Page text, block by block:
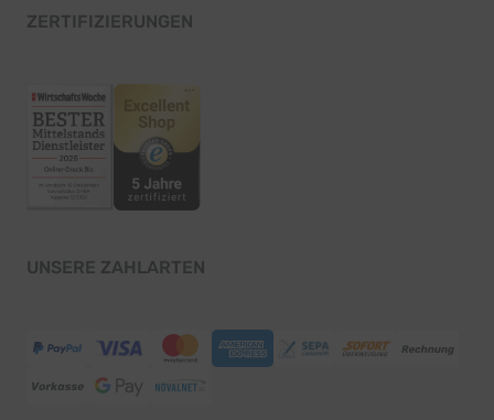
ZERTIFIZIERUNGEN
UNSERE ZAHLARTEN